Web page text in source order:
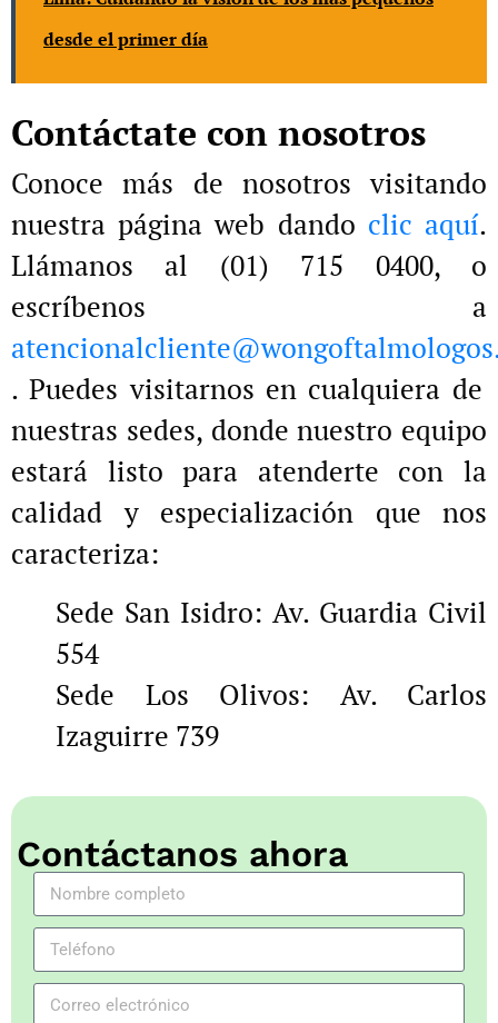
desde el primer día
Contáctate con nosotros
Conoce más de nosotros visitando
nuestra página web dando clic aquí.
Llámanos al (01) 715 0400, o
escríbenos a
. Puedes visitarnos en cualquiera de
nuestras sedes, donde nuestro equipo
estará listo para atenderte con la
calidad y especialización que nos
caracteriza:
Sede San Isidro: Av. Guardia Civil
554
Sede Los Olivos: Av. Carlos
Izaguirre 739
Contáctanos ahora